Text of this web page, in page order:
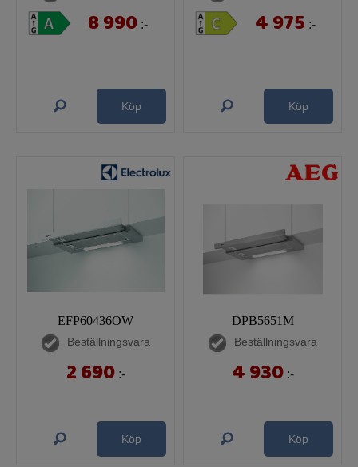
8 990 :-
Köp
4 975 :-
Köp
EFP60436OW
Beställningsvara
2 690 :-
Köp
DPB5651M
Beställningsvara
4 930 :-
Köp